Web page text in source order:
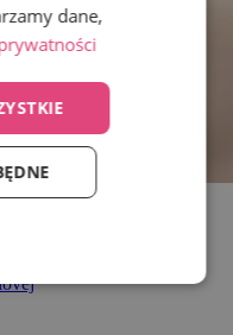
Biżuteria
dane,